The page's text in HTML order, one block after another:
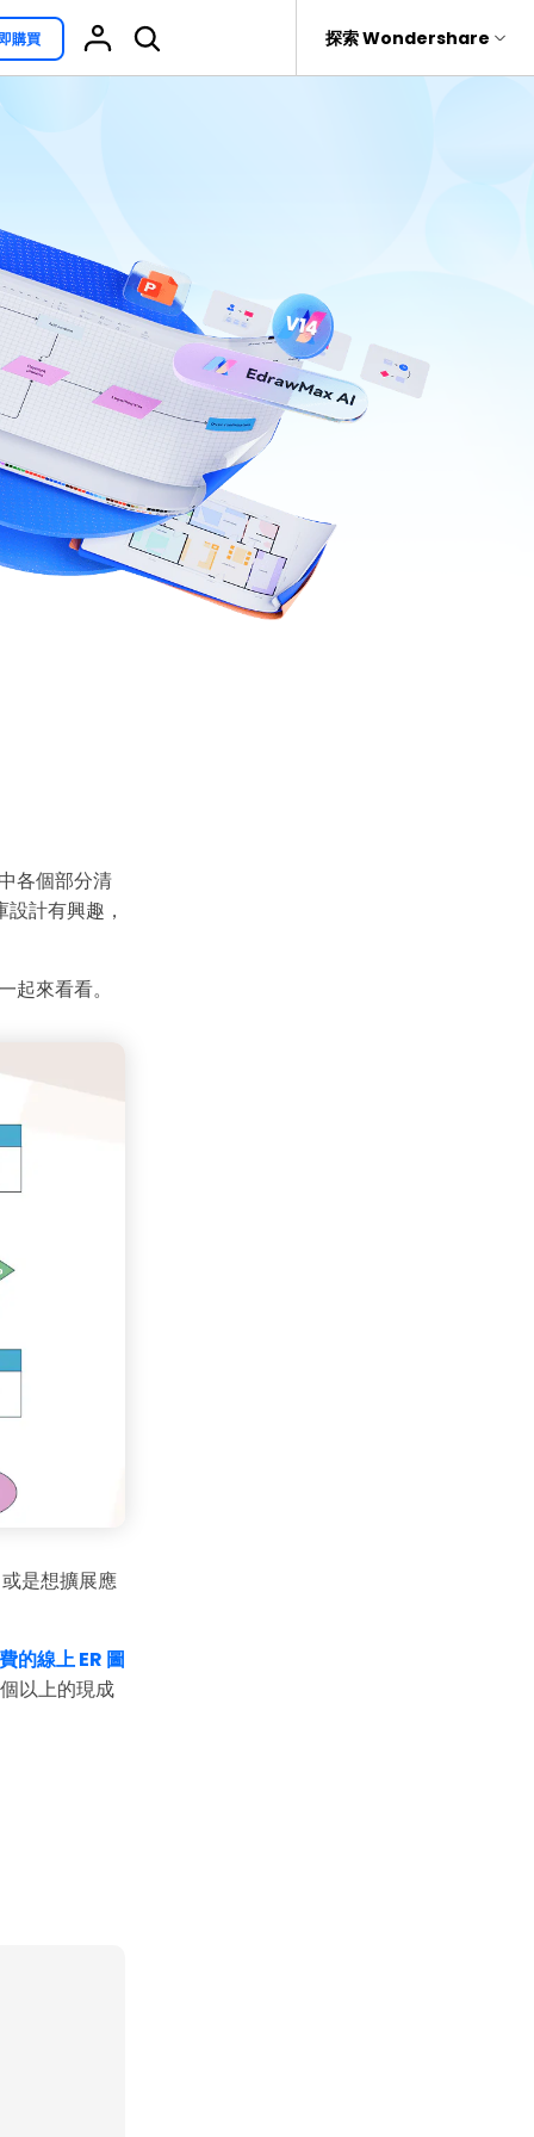
援。
新聞中心
商店
支援
探索 Wondershare
家系圖
圖標
費可編輯的供應鏈圖範例 >
選9款Excel甘特圖範本 >
文氏圖符號與集合符號 >
10款實用的Excel WBS範本 >
款實用Excel流程圖範本推薦 >
購買
各個部分清
計有興趣，
來看看。
是想擴展應
的線上 ER 圖
以上的現成